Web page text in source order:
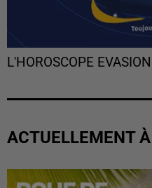
L'HOROSCOPE EVASION
ACTUELLEMENT